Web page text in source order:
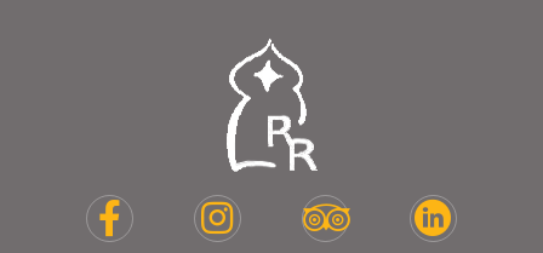
Se souvenir de moi
CONNEXION